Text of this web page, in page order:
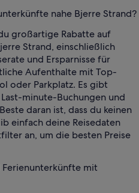
nahe Bjerre Strand?
großartige Rabatte auf
Strand, einschließlich
und Ersparnisse für
Aufenthalte mit Top-
oder Parkplatz. Es gibt
minute-Buchungen und
daran ist, dass du keinen
einfach deine Reisedaten
an, um die besten Preise
Ferienunterkünfte mit